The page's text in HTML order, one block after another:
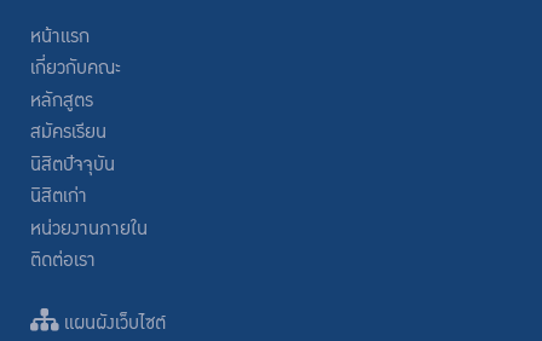
หน้าแรก
เกี่ยวกับคณะ
หลักสูตร
สมัครเรียน
นิสิตปัจจุบัน
นิสิตเก่า
หน่วยงานภายใน
ติดต่อเรา
แผนผังเว็บไซต์